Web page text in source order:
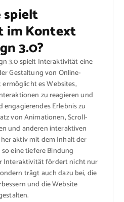
spielt
im Kontext
3.0?
3.0 spielt Interaktivität eine
Gestaltung von Online-
es Websites,
zu reagieren und
engagierendes Erlebnis zu
von Animationen, Scroll-
und anderen interaktiven
aktiv mit dem Inhalt der
eine tiefere Bindung
Interaktivität fördert nicht nur
trägt auch dazu bei, die
und die Website